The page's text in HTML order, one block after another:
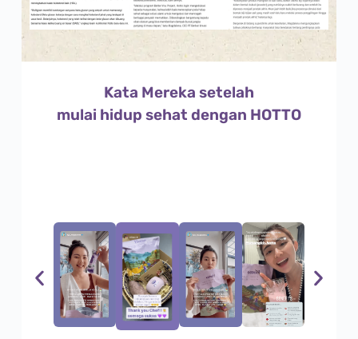
Kata Mereka setelah
mulai hidup sehat dengan HOTTO